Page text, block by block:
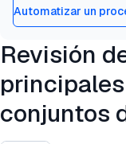
Automatizar un
Revisión
conjuntos